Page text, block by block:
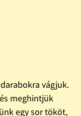
vágjuk.
meghintjük
egy sor tököt,